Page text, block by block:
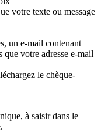
votre texte ou message
un e-mail contenant
que votre adresse e-mail
le chèque-
à saisir dans le